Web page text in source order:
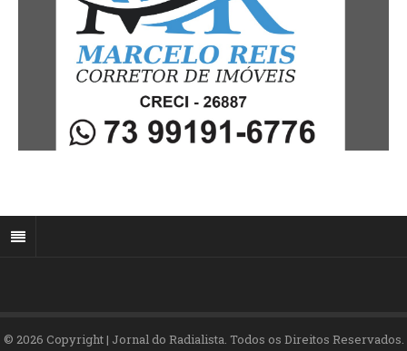
© 2026 Copyright | Jornal do Radialista. Todos os Direitos Reservados.